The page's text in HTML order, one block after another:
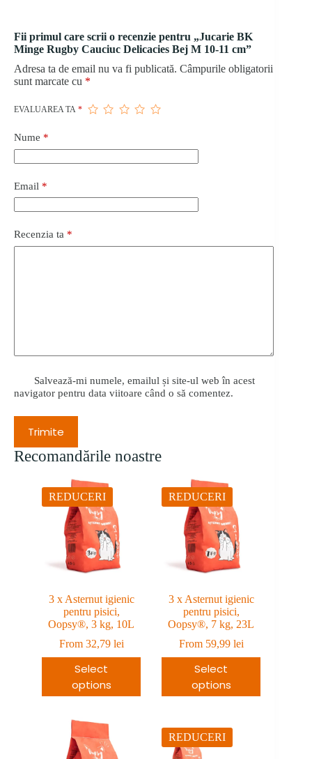
Fii primul care scrii o recenzie pentru „Jucarie BK
Minge Rugby Cauciuc Delicacies Bej M 10-11 cm”
Adresa ta de email nu va fi publicată. Câmpurile obligatorii
sunt marcate cu *
EVALUAREA TA *
Nume *
Email *
Recenzia ta *
Salvează-mi numele, emailul și site-ul web în acest
navigator pentru data viitoare când o să comentez.
Trimite
Recomandările noastre
REDUCERI
3 x Asternut igienic
pentru pisici,
Oopsy®, 3 kg, 10L
From 32,79 lei
Select
options
REDUCERI
3 x Asternut igienic
pentru pisici,
Oopsy®, 7 kg, 23L
From 59,99 lei
Select
options
REDUCERI